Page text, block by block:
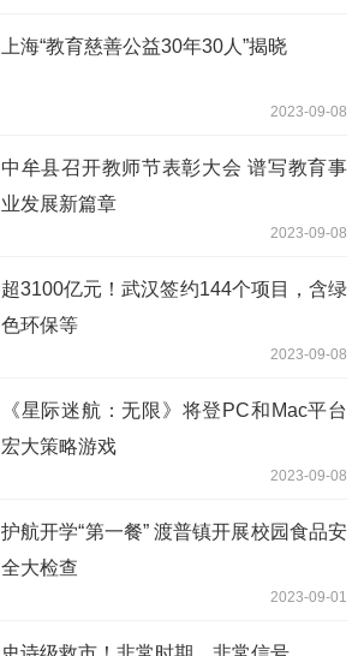
上海“教育慈善公益30年30人”揭晓
2023-09-08
中牟县召开教师节表彰大会 谱写教育事
业发展新篇章
2023-09-08
超3100亿元！武汉签约144个项目，含绿
色环保等
2023-09-08
《星际迷航：无限》将登PC和Mac平台
宏大策略游戏
2023-09-08
护航开学“第一餐” 渡普镇开展校园食品安
全大检查
2023-09-01